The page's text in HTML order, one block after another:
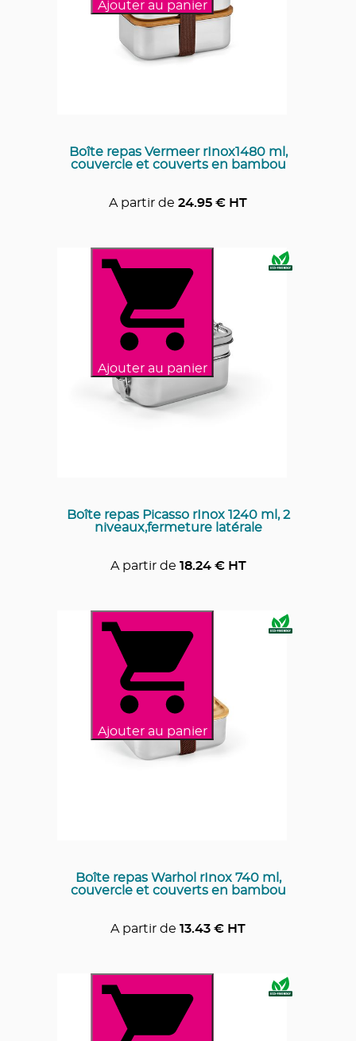
Ajouter au panier
Boîte repas Vermeer rInox1480 ml,
couvercle et couverts en bambou
A partir de 24.95 € HT
Ajouter au panier
Boîte repas Picasso rInox 1240 ml, 2
niveaux,fermeture latérale
A partir de 18.24€ HT
Ajouter au panier
Boîte repas Warhol rInox 740 ml,
couvercle et couverts en bambou
A partir de 13.43 € HT